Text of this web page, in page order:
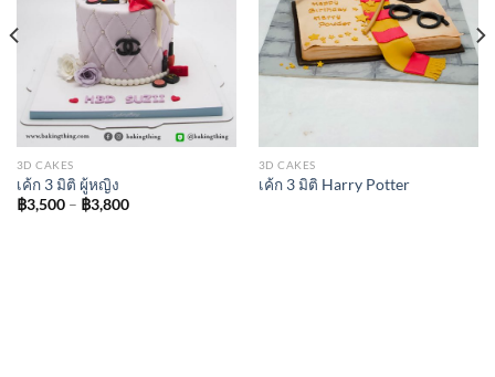
3D CAKES
เค้ก 3 มิติ ผู้หญิง
฿3,500 – ฿3,800Price
3D CAKES
เค้ก 3 มิติ Harry Potter